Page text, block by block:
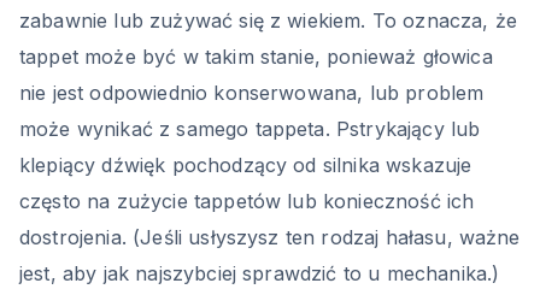
zabawnie lub zużywać się z wiekiem. To oznacza, że
tappet może być w takim stanie, ponieważ głowica
nie jest odpowiednio konserwowana, lub problem
może wynikać z samego tappeta. Pstrykający lub
klepiący dźwięk pochodzący od silnika wskazuje
często na zużycie tappetów lub konieczność ich
dostrojenia. (Jeśli usłyszysz ten rodzaj hałasu, ważne
jest, aby jak najszybciej sprawdzić to u mechanika.)